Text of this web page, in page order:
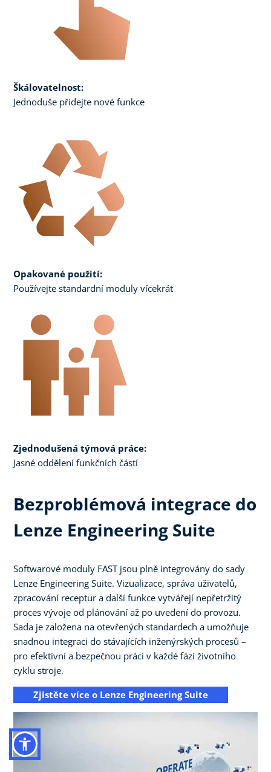
Škálovatelnost:
Jednoduše přidejte nové funkce
Opakované použití:
Používejte standardní moduly vícekrát
Zjednodušená týmová práce:
Jasné oddělení funkčních částí
Bezproblémová integrace do
Lenze Engineering Suite
Softwarové moduly FAST jsou plně integrovány do sady
Lenze Engineering Suite. Vizualizace, správa uživatelů,
zpracování receptur a další funkce vytvářejí nepřetržitý
proces vývoje od plánování až po uvedení do provozu.
Sada je založena na otevřených standardech a umožňuje
snadnou integraci do stávajících inženýrských procesů –
pro efektivní a bezpečnou práci v každé fázi životního
cyklu stroje.
Zjistěte více o Lenze Engineering Suite